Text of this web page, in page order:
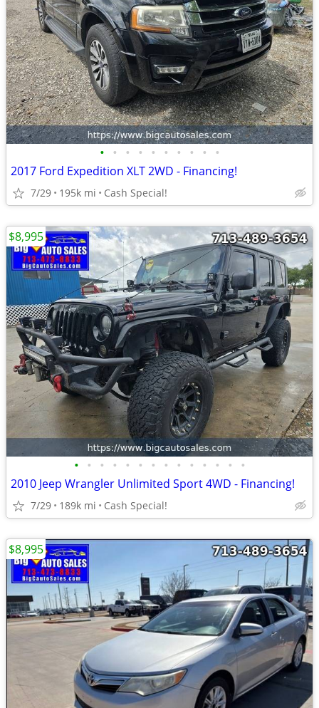
• • • • • • • • • •
2017 Ford Expedition XLT 2WD - Financing!
7/29 195k mi Cash Special!
• • • • • • • • • • • • • •
2010 Jeep Wrangler Unlimited Sport 4WD - Financing!
7/29 189k mi Cash Special!
$8,995
$8,995